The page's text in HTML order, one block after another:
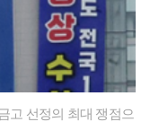
고 선정의 최대 쟁점으